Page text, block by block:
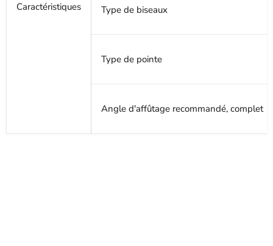
Caractéristiques
Type de biseaux
Type de pointe
Angle d'affûtage recommandé, complet